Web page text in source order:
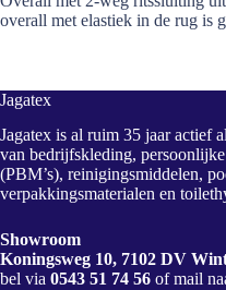
overall met elastiek in de rug is
Jagatex
Jagatex is al ruim 35 jaar actief
van bedrijfskleding,
(PBM’s), reinigingsmiddelen,
verpakkingsmaterialen en
Showroom
Koningsweg 10, 7102 DV
bel via 0543 51 74 56 of mail